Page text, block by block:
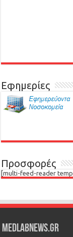
Εφημερίες
Προσφορές
[multi-feed-reader
Medlabnews.gr